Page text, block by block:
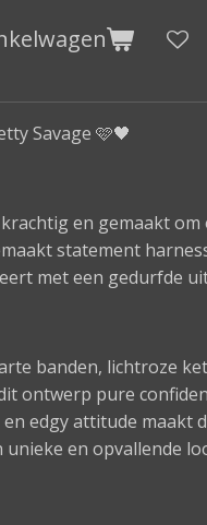
Savage 🩷🖤
en gemaakt
statement
met een gedurfde
banden, lichtroze
ontwerp pure
en edgy attitude maakt
unieke en opvallende